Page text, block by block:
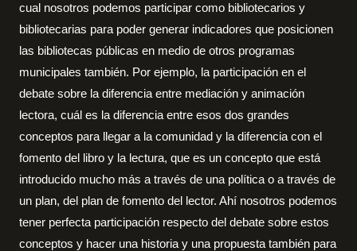
cual nosotros podemos participar como bibliotecarios y
bibliotecarias para poder generar indicadores que posicionen
las bibliotecas públicas en medio de otros programas
municipales también. Por ejemplo, la participación en el
debate sobre la diferencia entre mediación y animación
lectora, cuál es la diferencia entre esos dos grandes
conceptos para llegar a la comunidad y la diferencia con el
fomento del libro y la lectura, que es un concepto que está
introducido mucho más a través de una política o a través de
un plan, del plan de fomento del lector. Ahí nosotros podemos
tener perfecta participación respecto del debate sobre estos
conceptos y hacer una historia y una propuesta también para